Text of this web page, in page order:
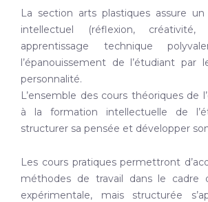
La section arts plastiques assure
intellectuel (réflexion, créativité,
apprentissage technique
l’épanouissement de l’étudiant par
personnalité.
L’ensemble des cours théoriques de
à la formation intellectuelle de
structurer sa pensée et développer
Les cours pratiques permettront
méthodes de travail dans le cadre
expérimentale, mais structurée